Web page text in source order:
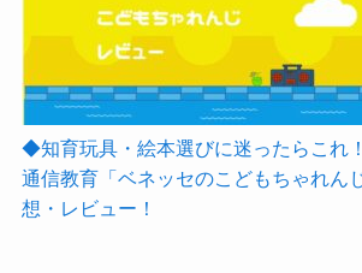
◆知育玩具・絵本選びに迷ったらこれ
通信教育「ベネッセのこどもちゃれん
想・レビュー！